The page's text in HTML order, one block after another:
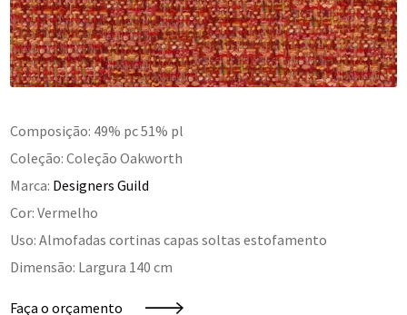
Composição: 49% pc 51% pl
Coleção: Coleção Oakworth
Marca: Designers Guild
Cor: Vermelho
Uso: Almofadas cortinas capas soltas estofamento
Dimensão: Largura 140 cm
Faça o orçamento